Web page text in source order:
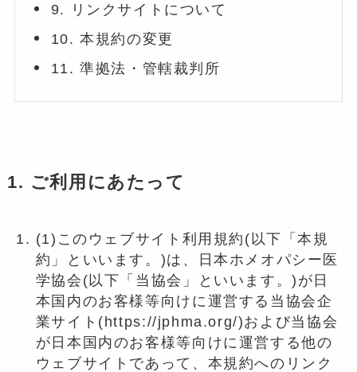
9. リンクサイトについて
10. 本規約の変更
11. 準拠法・管轄裁判所
1. ご利用にあたって
(1)このウェブサイト利用規約(以下「本規
約」といいます。)は、日本ホメオパシー医
学協会(以下「当協会」といいます。)が日
本国内のお客様等向けに運営する当協会企
業サイト(https://jphma.org/)および当協会
が日本国内のお客様等向けに運営する他の
ウェブサイトであって、本規約へのリンク